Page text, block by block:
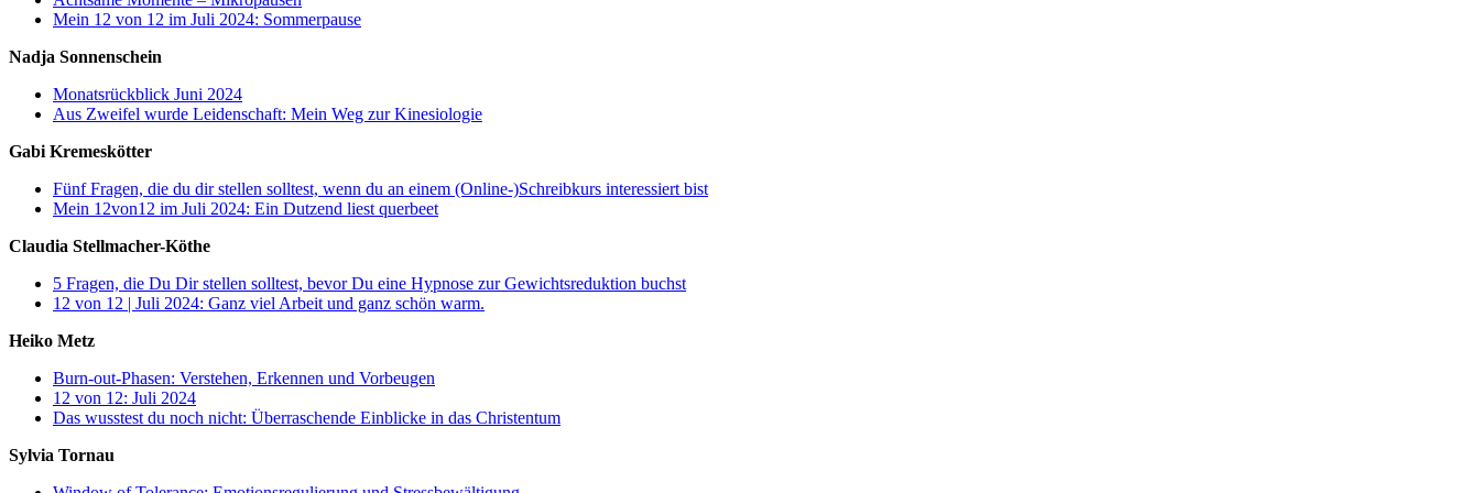
Mein 12 von 12 im Juli 2024: Sommerpause
Nadja Sonnenschein
Monatsrückblick Juni 2024
Aus Zweifel wurde Leidenschaft: Mein Weg zur Kinesiologie
Gabi Kremeskötter
Fünf Fragen, die du dir stellen solltest, wenn du an einem (Online-)Schreibkurs interessiert bist
Mein 12von12 im Juli 2024: Ein Dutzend liest querbeet
Claudia Stellmacher-Köthe
5 Fragen, die Du Dir stellen solltest, bevor Du eine Hypnose zur Gewichtsreduktion buchst
12 von 12 | Juli 2024: Ganz viel Arbeit und ganz schön warm.
Heiko Metz
Burn-out-Phasen: Verstehen, Erkennen und Vorbeugen
12 von 12: Juli 2024
Das wusstest du noch nicht: Überraschende Einblicke in das Christentum
Sylvia Tornau